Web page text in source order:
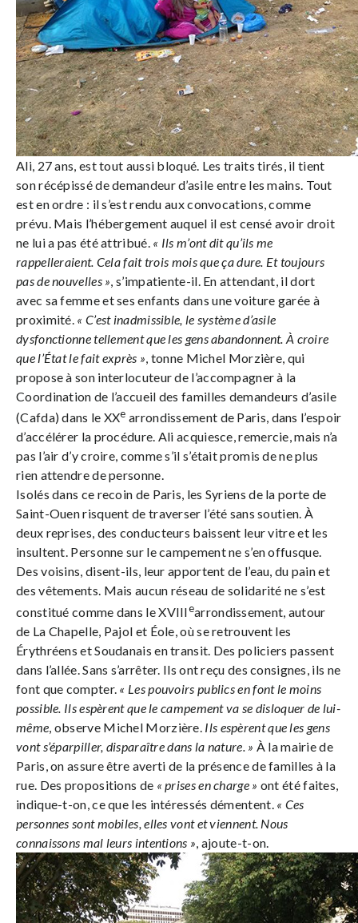
Ali, 27 ans, est tout aussi bloqué. Les traits tirés, il tient
son récépissé de demandeur d’asile entre les mains. Tout
est en ordre : il s’est rendu aux convocations, comme
prévu. Mais l’hébergement auquel il est censé avoir droit
ne lui a pas été attribué. « Ils m’ont dit qu’ils me
rappelleraient. Cela fait trois mois que ça dure. Et toujours
pas de nouvelles », s’impatiente-il. En attendant, il dort
avec sa femme et ses enfants dans une voiture garée à
proximité. « C’est inadmissible, le système d’asile
dysfonctionne tellement que les gens abandonnent. À croire
que l’État le fait exprès », tonne Michel Morzière, qui
propose à son interlocuteur de l’accompagner à la
Coordination de l’accueil des familles demandeurs d’asile
(Cafda) dans le XXe arrondissement de Paris, dans l’espoir
d’accélérer la procédure. Ali acquiesce, remercie, mais n’a
pas l’air d’y croire, comme s’il s’était promis de ne plus
rien attendre de personne.
Isolés dans ce recoin de Paris, les Syriens de la porte de
Saint-Ouen risquent de traverser l’été sans soutien. À
deux reprises, des conducteurs baissent leur vitre et les
insultent. Personne sur le campement ne s’en offusque.
Des voisins, disent-ils, leur apportent de l’eau, du pain et
des vêtements. Mais aucun réseau de solidarité ne s’est
constitué comme dans le XVIIIearrondissement, autour
de La Chapelle, Pajol et Éole, où se retrouvent les
Érythréens et Soudanais en transit. Des policiers passent
dans l’allée. Sans s’arrêter. Ils ont reçu des consignes, ils ne
font que compter. « Les pouvoirs publics en font le moins
possible. Ils espèrent que le campement va se disloquer de lui-
même , observe Michel Morzière. Ils espèrent que les gens
vont s’éparpiller, disparaître dans la nature. » À la mairie de
Paris, on assure être averti de la présence de familles à la
rue. Des propositions de « prises en charge » ont été faites,
indique-t-on, ce que les intéressés démentent. « Ces
personnes sont mobiles, elles vont et viennent. Nous
connaissons mal leurs intentions » , ajoute-t-on.